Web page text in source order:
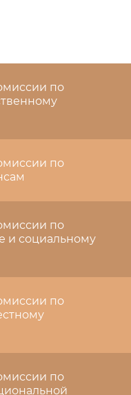
по
по
по
и социальному
по
по